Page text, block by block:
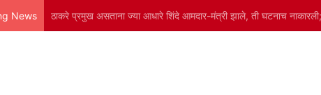
News भाजप महाराष्ट्र प्रदेशच्या ‘दौरा समन्वयक : माध्यम विभाग’ या पदावर अमोल